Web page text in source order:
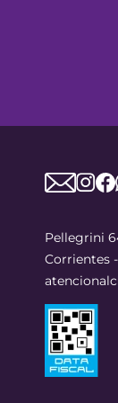
Pellegrini
Corrientes